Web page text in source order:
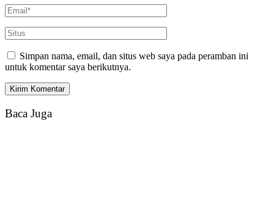
Simpan nama, email, dan situs web saya pada peramban ini
untuk komentar saya berikutnya.
Baca Juga